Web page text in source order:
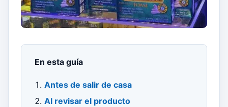
En esta guía
Antes de salir de casa
Al revisar el producto